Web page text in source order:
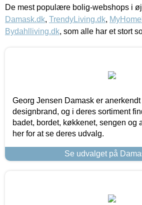
De mest populære bolig-webshops i
Damask.dk, TrendyLiving.dk,
Bydahlliving.dk, som alle har et stort
Georg Jensen Damask er
designbrand, og i deres sortiment
badet, bordet, køkkenet, sengen og
her for at se deres udvalg.
Se udvalget på